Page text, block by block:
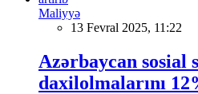
Maliyyə
13 Fevral 2025, 11:22
Azərbaycan sosial
daxilolmalarını